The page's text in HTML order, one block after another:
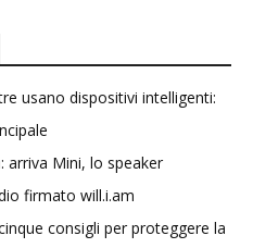
usano dispositivi intelligenti:
arriva Mini, lo speaker
firmato will.i.am
consigli per proteggere la